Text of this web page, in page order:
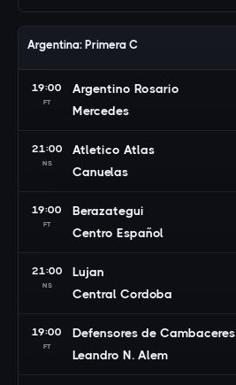
Argentina: Primera C
19:00
FT
Argentino Rosario
Mercedes
21:00
NS
Atletico Atlas
Canuelas
19:00
FT
Berazategui
Centro Español
21:00
NS
Lujan
Central Cordoba
19:00
FT
Defensores de Cambaceres
Leandro N. Alem